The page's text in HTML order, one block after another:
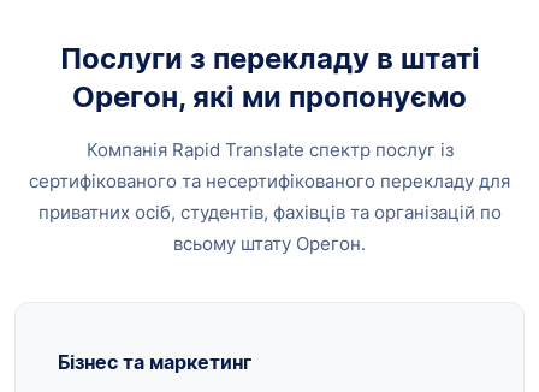
Послуги з перекладу в штаті
Орегон, які ми пропонуємо
Компанія Rapid Translate спектр послуг із
сертифікованого та несертифікованого перекладу для
приватних осіб, студентів, фахівців та організацій по
всьому штату Орегон.
Бізнес та маркетинг